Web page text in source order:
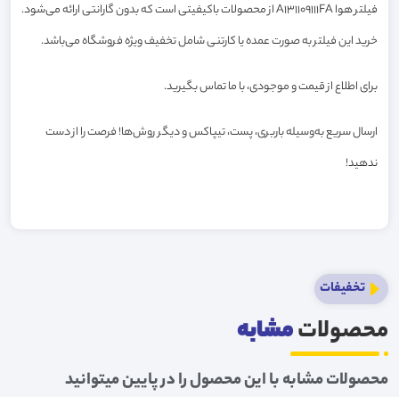
فیلتر هوا A131109111FA از محصولات باکیفیتی است که بدون گارانتی ارائه می‌شود.
خرید این فیلتر به صورت عمده یا کارتنی شامل تخفیف ویژه فروشگاه می‌باشد.
برای اطلاع از قیمت و موجودی، با ما تماس بگیرید.
ارسال سریع به‌وسیله باربری، پست، تیپاکس و دیگر روش‌ها! فرصت را از دست
ندهید!
تخفیفات
محصولاتمشابه
محصولات مشابه با این محصول را در پایین میتوانید